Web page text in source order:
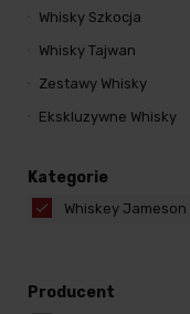
Whisky Szkocja
Whisky Tajwan
Zestawy Whisky
Ekskluzywne Whisky
Kategorie
Whiskey Jameson
Producent